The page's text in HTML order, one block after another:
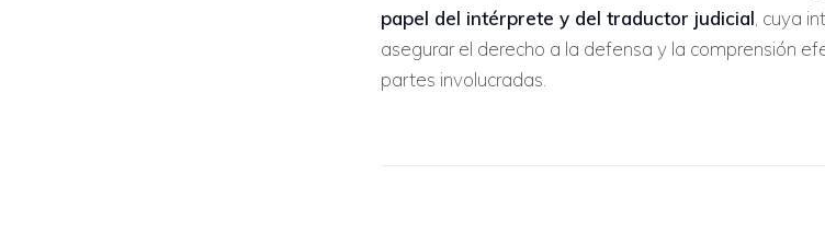
papel del intérprete y del traductor judicial , cuya
asegurar el derecho a la defensa y la comprensión
partes involucradas.